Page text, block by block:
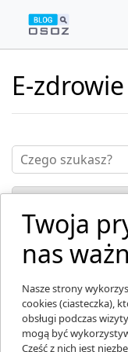
E-zdrowie
Twoja
nas
Nasze strony
cookies (ciasteczka),
obsługi podczas
mogą być
Część z nich jest